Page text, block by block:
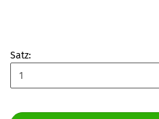
Satz: